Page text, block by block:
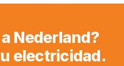
Nederland?
electricidad.